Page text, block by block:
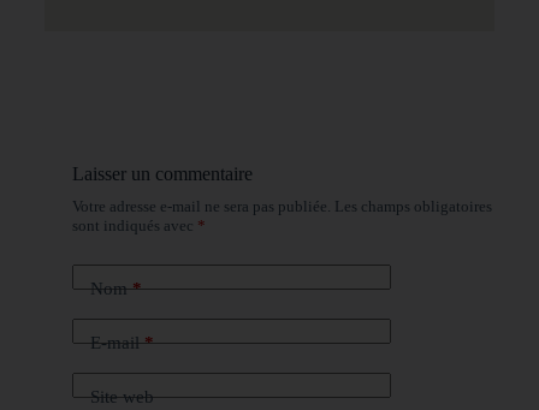
Laisser un commentaire
Votre adresse e-mail ne sera pas publiée. Les champs obligatoires
sont indiqués avec *
Nom*
E-mail*
Site web